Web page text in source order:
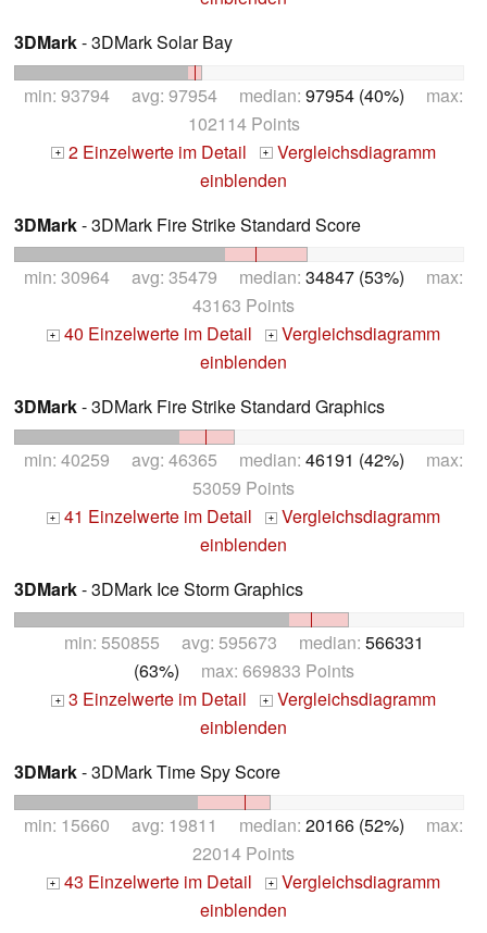
3DMark- 3DMark Solar Bay
min: 93794 avg: 97954 median: 97954 (40%) max:
102114 Points
+ 2 Einzelwerte im Detail + Vergleichsdiagramm
einblenden
3DMark- 3DMark Fire Strike Standard Score
min: 30964 avg: 35479 median: 34847 (53%) max:
43163 Points
+ 40 Einzelwerte im Detail +
Vergleichsdiagramm
einblenden
3DMark- 3DMark Fire Strike Standard Graphics
min: 40259 avg: 46365 median: 46191 (42%) max:
53059 Points
+ 41 Einzelwerte im Detail +
Vergleichsdiagramm
einblenden
3DMark- 3DMark Ice Storm Graphics
min: 550855 avg: 595673 median: 566331
(63%) max: 669833 Points
+ 3 Einzelwerte im Detail + Vergleichsdiagramm
einblenden
3DMark- 3DMark Time Spy Score
min: 15660 avg: 19811 median: 20166 (52%) max:
22014 Points
+ 43 Einzelwerte im Detail +
Vergleichsdiagramm
einblenden